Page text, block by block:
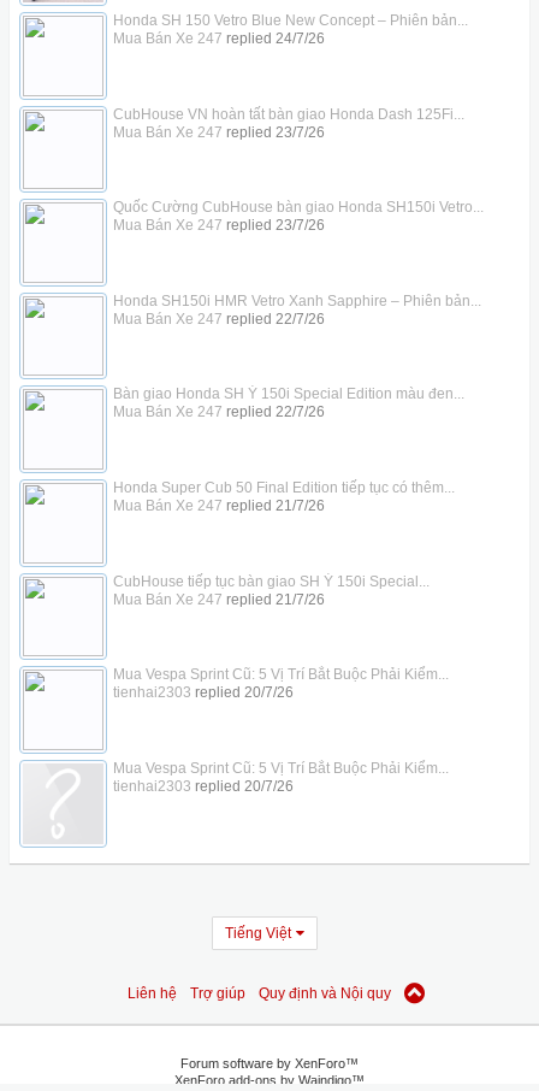
Honda SH 150 Vetro Blue New Concept – Phiên bản...
Mua Bán Xe 247 replied 24/7/26
CubHouse VN hoàn tất bàn giao Honda Dash 125Fi...
Mua Bán Xe 247 replied 23/7/26
Quốc Cường CubHouse bàn giao Honda SH150i Vetro...
Mua Bán Xe 247 replied 23/7/26
Honda SH150i HMR Vetro Xanh Sapphire – Phiên bản...
Mua Bán Xe 247 replied 22/7/26
Bàn giao Honda SH Ý 150i Special Edition màu đen...
Mua Bán Xe 247 replied 22/7/26
Honda Super Cub 50 Final Edition tiếp tục có thêm...
Mua Bán Xe 247 replied 21/7/26
CubHouse tiếp tục bàn giao SH Ý 150i Special...
Mua Bán Xe 247 replied 21/7/26
Mua Vespa Sprint Cũ: 5 Vị Trí Bắt Buộc Phải Kiểm...
tienhai2303 replied 20/7/26
Mua Vespa Sprint Cũ: 5 Vị Trí Bắt Buộc Phải Kiểm...
tienhai2303 replied 20/7/26
Tiếng Việt
Liên hệ Trợ giúp Quy định và Nội quy
Forum software by XenForo™
XenForo add-ons by Waindigo™